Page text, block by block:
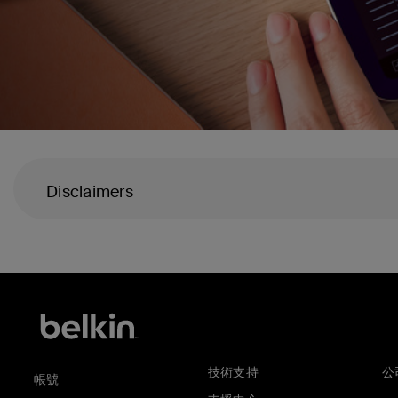
Disclaimers
帳號
技術支持
公